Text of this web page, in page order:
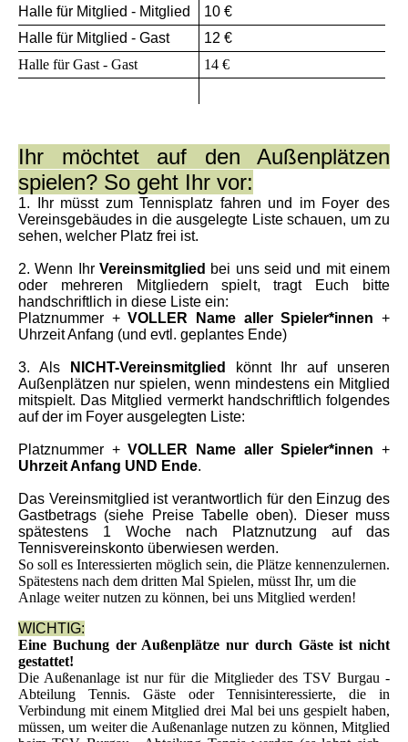
Halle für Mitglied - Mitglied
10 €
Halle für Mitglied - Gast
12 €
Halle für Gast - Gast
14 €
Ihr möchtet auf den Außenplätzen
spielen? So geht Ihr vor:
1. Ihr müsst zum Tennisplatz fahren und im Foyer des
Vereinsgebäudes in die ausgelegte Liste schauen, um zu
sehen, welcher Platz frei ist.
2. Wenn Ihr Vereinsmitglied bei uns seid und mit einem
oder mehreren Mitgliedern spielt, tragt Euch bitte
handschriftlich in diese Liste ein:
Platznummer +VOLLER Name aller Spieler*innen +
Uhrzeit Anfang (und evtl. geplantes Ende)
3. Als NICHT-Vereinsmitglied
könnt Ihr auf unseren
Außenplätzen nur spielen, wenn mindestens ein Mitglied
mitspielt. Das Mitglied vermerkt handschriftlich folgendes
auf der im Foyer ausgelegten Liste:
Platznummer +VOLLER Name aller Spieler*innen +
Uhrzeit Anfang UND Ende.
Das Vereinsmitglied ist verantwortlich für den Einzug des
Gastbetrags (siehe Preise Tabelle oben). Dieser muss
spätestens 1 Woche nach Platznutzung auf das
Tennisvereinskonto überwiesen werden.
So soll es Interessierten möglich sein, die Plätze kennenzulernen.
Spätestens nach dem dritten Mal Spielen, müsst Ihr, um die
Anlage weiter nutzen zu können, bei uns Mitglied werden!
WICHTIG:
Eine Buchung der Außenplätze nur durch Gäste ist nicht
gestattet!
Die Außenanlage ist nur für die Mitglieder des TSV Burgau -
Abteilung Tennis. Gäste oder Tennisinteressierte, die in
Verbindung mit einem Mitglied drei Mal bei uns gespielt haben,
müssen, um weiter die Außenanlage nutzen zu können, Mitglied